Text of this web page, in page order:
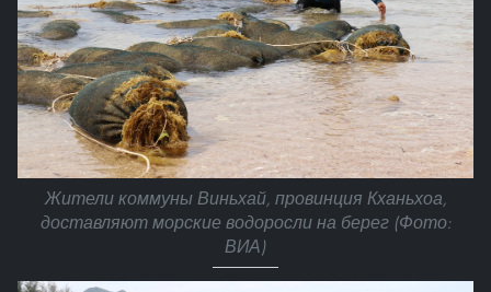
Жители коммуны Виньхай, провинция Кханьхоа,
доставляют морские водоросли на берег (Фото:
ВИА)